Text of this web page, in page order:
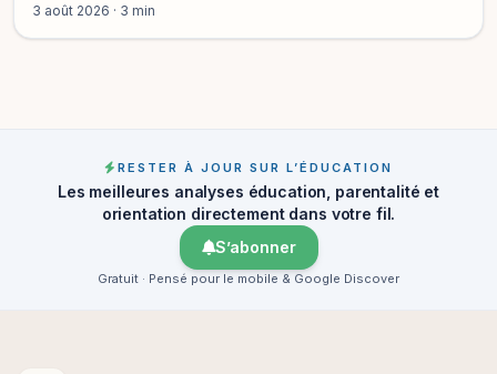
3 août 2026 · 3 min
RESTER À JOUR SUR L’ÉDUCATION
Les meilleures analyses éducation, parentalité et
orientation directement dans votre fil.
S’abonner
Gratuit · Pensé pour le mobile & Google Discover